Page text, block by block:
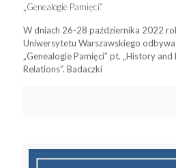
„Genealogie Pamięci”
W dniach 26-28 października 2022
Uniwersytetu Warszawskiego
„Genealogie Pamięci” pt. „History
Relations”. Badaczki